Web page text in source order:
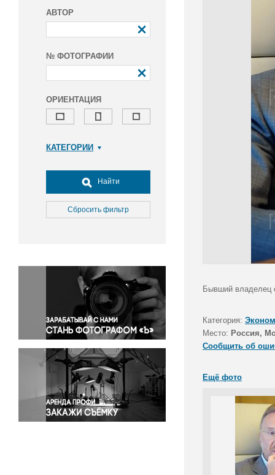
АВТОР
№ ФОТОГРАФИИ
ОРИЕНТАЦИЯ
КАТЕГОРИИ
Досуг, туризм и отдых
Культура
Медицина
Окружающая среда
Политика
Правосудие
Происшествия и конфликты
Религия
Светская жизнь
Спорт
Экология
Экономика и бизнес
Найти
Сбросить фильтр
Бывший владелец
Категория:
Место: Россия,
Сообщить об
Ещё фото